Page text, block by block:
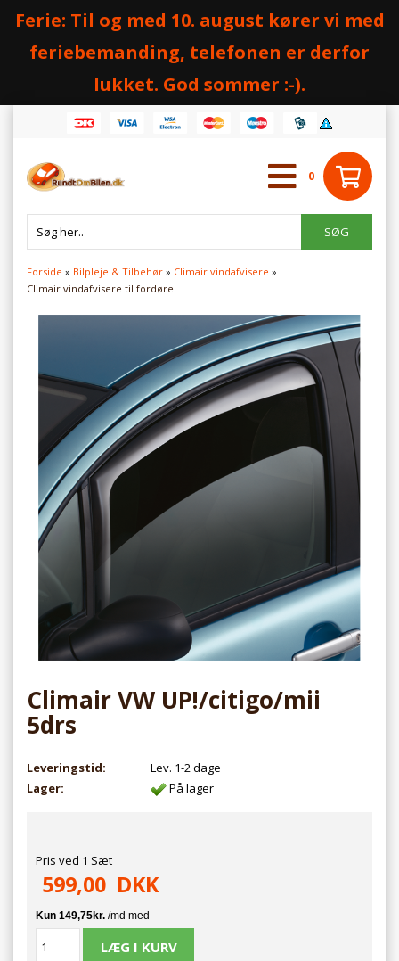
Ferie: Til og med 10. august kører vi med
feriebemanding, telefonen er derfor
lukket. God sommer :-).
0
Forside » Bilpleje & Tilbehør » Climair vindafvisere »
Climair vindafvisere til fordøre
Climair VW UP!/citigo/mii
5drs
Leveringstid:
Lev. 1-2 dage
Lager:
På lager
Pris ved 1 Sæt
599,00 DKK